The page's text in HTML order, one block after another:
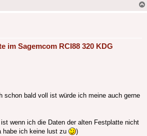
im Sagemcom RCI88 320 KDG
schon bald voll ist würde ich meine auch gerne
wenn ich die Daten der alten Festplatte nicht
habe ich keine lust zu
)